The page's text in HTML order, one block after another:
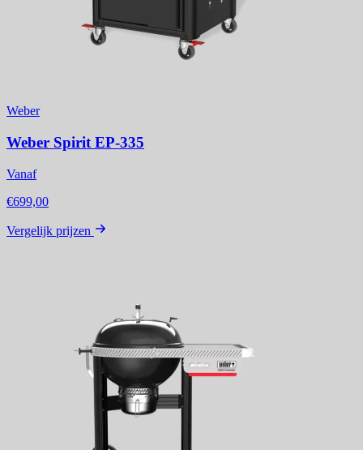
Weber
Weber Spirit EP-335
Vanaf
€699,00
Vergelijk prijzen